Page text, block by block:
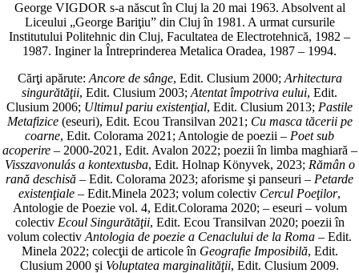
George VIGDOR s-a născut în Cluj la 20 mai 1963. Absolvent al
Liceului „George Bariţiu” din Cluj în 1981. A urmat cursurile
Institutului Politehnic din Cluj, Facultatea de Electrotehnică, 1982 –
1987. Inginer la Întreprinderea Metalica Oradea, 1987 – 1994.
Cărţi apărute: Ancore de sânge, Edit. Clusium 2000; Arhitectura
singurătăţii, Edit. Clusium 2003; Atentat împotriva eului, Edit.
Clusium 2006; Ultimul pariu existenţial, Edit. Clusium 2013; Pastile
Metafizice(eseuri), Edit. Ecou Transilvan 2021; Cu masca tăcerii pe
coarne, Edit. Colorama 2021; Antologie de poezii – Poet sub
acoperire– 2000-2021, Edit. Avalon 2022; poezii în limba maghiară –
Visszavonulás a kontextusba, Edit. Holnap Könyvek, 2023; Rămân o
rană deschisă – Edit. Colorama 2023; aforisme şi panseuri – Petarde
existenţiale – Edit.Minela 2023; volum colectiv Cercul Poeţilor,
Antologie de Poezie vol. 4, Edit.Colorama 2020; – eseuri – volum
colectiv Ecoul Singurătăţii, Edit. Ecou Transilvan 2020; poezii în
volum colectiv Antologia de poezie a Cenaclului de la Roma – Edit.
Minela 2022; colecţii de articole în Geografie Imposibilă, Edit.
Clusium 2000 şi Voluptatea marginalităţii, Edit. Clusium 2009.